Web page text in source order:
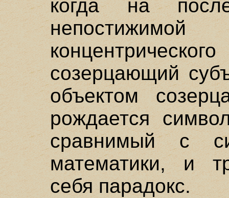
когда на
созерцающий
объектом
рождается
сравнимый с
математики, и
себя парадокс.